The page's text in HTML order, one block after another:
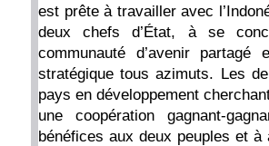
est prête à travailler avec
deux chefs d’État, à se
communauté d’avenir
stratégique tous azimuts. Les
pays en développement
une coopération gagnant-
bénéfices aux deux peuples et